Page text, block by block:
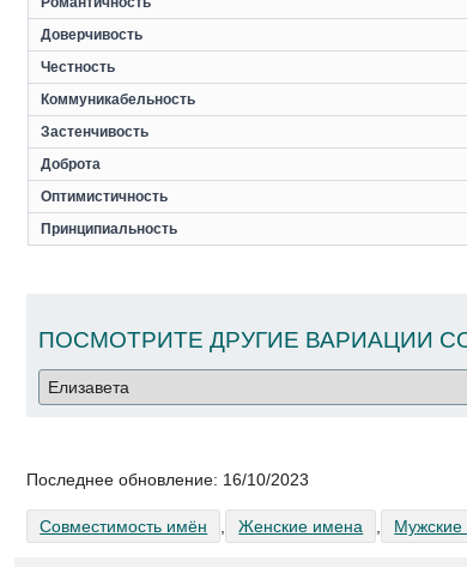
Доверчивость
Честность
Коммуникабельность
Застенчивость
Доброта
Оптимистичность
Принципиальность
ПОСМОТРИТЕ ДРУГИЕ ВАРИАЦИИ
Последнее обновление: 16/10/2023
Совместимость имён Женские имена Мужские